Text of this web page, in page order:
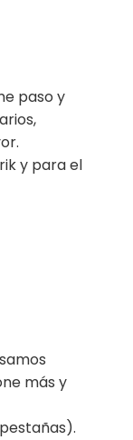
paso y
y para el
más y